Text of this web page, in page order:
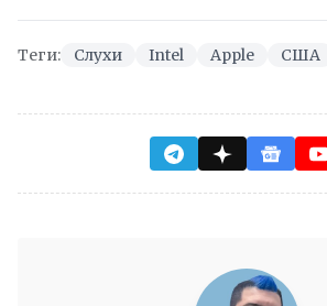
Теги: Слухи Intel Apple США